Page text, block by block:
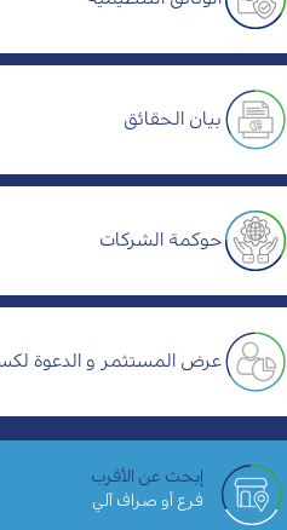
بيان الحقائق
حوكمة الشركات
عرض المستثمر و الدعوة
إبحث عن الأقرب
فرع أو صراف آلي